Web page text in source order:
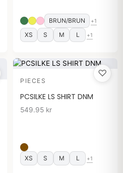
BRUN/BRUN +1
XS S M L +1
♡
PIECES
PCSILKE LS SHIRT DNM
549.95 kr
XS S M L +1